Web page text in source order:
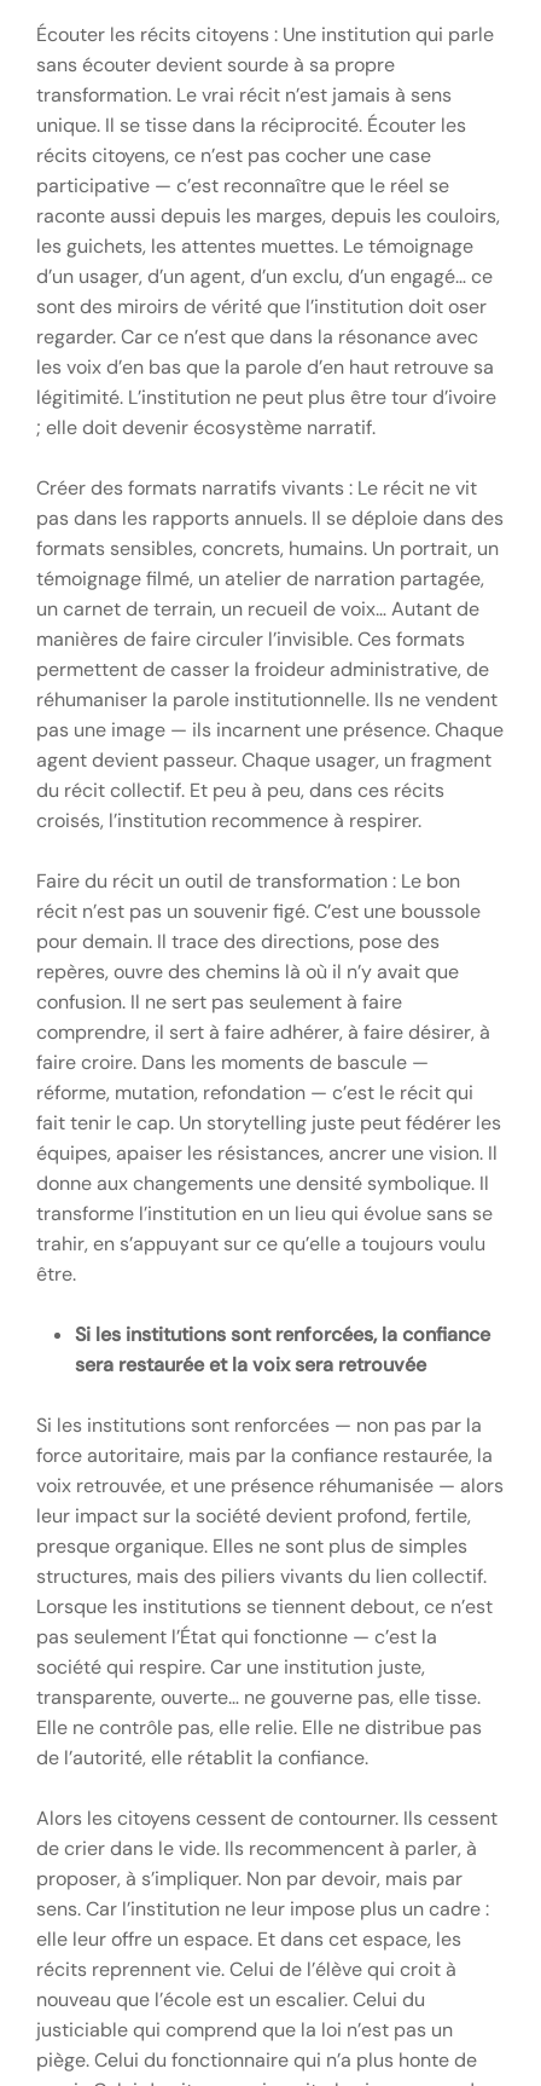
Écouter les récits citoyens : Une institution qui parle
sans écouter devient sourde à sa propre
transformation. Le vrai récit n’est jamais à sens
unique. Il se tisse dans la réciprocité. Écouter les
récits citoyens, ce n’est pas cocher une case
participative — c’est reconnaître que le réel se
raconte aussi depuis les marges, depuis les couloirs,
les guichets, les attentes muettes. Le témoignage
d’un usager, d’un agent, d’un exclu, d’un engagé… ce
sont des miroirs de vérité que l’institution doit oser
regarder. Car ce n’est que dans la résonance avec
les voix d’en bas que la parole d’en haut retrouve sa
légitimité. L’institution ne peut plus être tour d’ivoire
; elle doit devenir écosystème narratif.
Créer des formats narratifs vivants : Le récit ne vit
pas dans les rapports annuels. Il se déploie dans des
formats sensibles, concrets, humains. Un portrait, un
témoignage filmé, un atelier de narration partagée,
un carnet de terrain, un recueil de voix… Autant de
manières de faire circuler l’invisible. Ces formats
permettent de casser la froideur administrative, de
réhumaniser la parole institutionnelle. Ils ne vendent
pas une image — ils incarnent une présence. Chaque
agent devient passeur. Chaque usager, un fragment
du récit collectif. Et peu à peu, dans ces récits
croisés, l’institution recommence à respirer.
Faire du récit un outil de transformation : Le bon
récit n’est pas un souvenir figé. C’est une boussole
pour demain. Il trace des directions, pose des
repères, ouvre des chemins là où il n’y avait que
confusion. Il ne sert pas seulement à faire
comprendre, il sert à faire adhérer, à faire désirer, à
faire croire. Dans les moments de bascule —
réforme, mutation, refondation — c’est le récit qui
fait tenir le cap. Un storytelling juste peut fédérer les
équipes, apaiser les résistances, ancrer une vision. Il
donne aux changements une densité symbolique. Il
transforme l’institution en un lieu qui évolue sans se
trahir, en s’appuyant sur ce qu’elle a toujours voulu
être.
Si les institutions sont renforcées, la confiance
sera restaurée et la voix sera retrouvée
Si les institutions sont renforcées — non pas par la
force autoritaire, mais par la confiance restaurée, la
voix retrouvée, et une présence réhumanisée — alors
leur impact sur la société devient profond, fertile,
presque organique. Elles ne sont plus de simples
structures, mais des piliers vivants du lien collectif.
Lorsque les institutions se tiennent debout, ce n’est
pas seulement l’État qui fonctionne — c’est la
société qui respire. Car une institution juste,
transparente, ouverte… ne gouverne pas, elle tisse.
Elle ne contrôle pas, elle relie. Elle ne distribue pas
de l’autorité, elle rétablit la confiance.
Alors les citoyens cessent de contourner. Ils cessent
de crier dans le vide. Ils recommencent à parler, à
proposer, à s’impliquer. Non par devoir, mais par
sens. Car l’institution ne leur impose plus un cadre :
elle leur offre un espace. Et dans cet espace, les
récits reprennent vie. Celui de l’élève qui croit à
nouveau que l’école est un escalier. Celui du
justiciable qui comprend que la loi n’est pas un
piège. Celui du fonctionnaire qui n’a plus honte de